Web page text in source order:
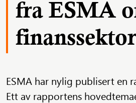
fra ESMA
ESMA har nylig publisert en
Ett av rapportens